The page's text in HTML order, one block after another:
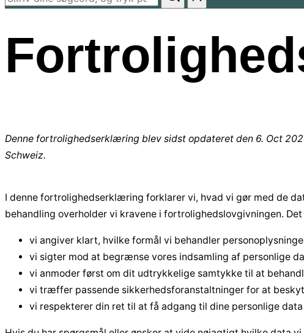
efter:
Denne fortrolighedserklæring blev sidst opdateret den 6. Oct
Schweiz.
I denne fortrolighedserklæring forklarer vi, hvad vi gør med de
behandling overholder vi kravene i fortrolighedslovgivningen.
vi angiver klart, hvilke formål vi behandler
vi sigter mod at begrænse vores indsamling af personlige
vi anmoder først om dit udtrykkelige samtykke til at
vi træffer passende sikkerhedsforanstaltninger for at
vi respekterer din ret til at få adgang til dine personlige